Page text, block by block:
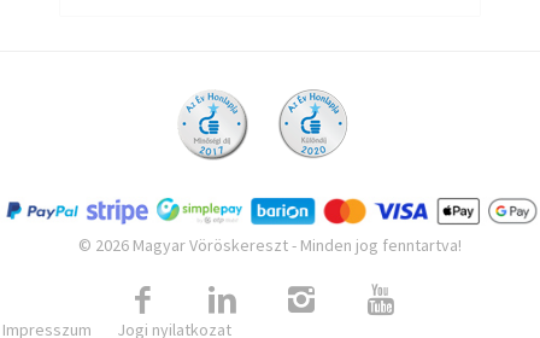
© 2026 Magyar Vöröskereszt - Minden jog fenntartva!
Impresszum Jogi nyilatkozat